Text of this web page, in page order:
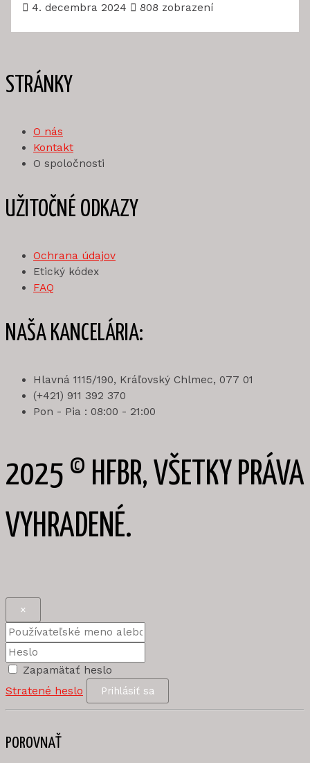
4. decembra 2024
808 zobrazení
STRÁNKY
O nás
Kontakt
O spoločnosti
UŽITOČNÉ ODKAZY
Ochrana údajov
Etický kódex
FAQ
NAŠA KANCELÁRIA:
Hlavná 1115/190, Kráľovský Chlmec, 077 01
(+421) 911 392 370
Pon - Pia : 08:00 - 21:00
2025 © HFBR, VŠETKY PRÁVA
VYHRADENÉ.
×
Zapamätať heslo
Stratené heslo
Prihlásiť sa
POROVNAŤ